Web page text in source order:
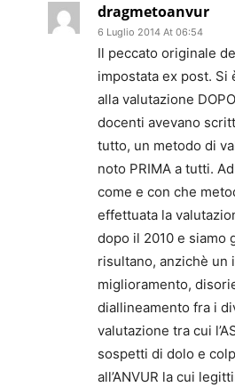
dragmetoanvur
6 Luglio 2014 At 06:54
Il peccato originale
impostata ex post.
alla valutazione
docenti avevano
tutto, un metodo di
noto PRIMA a tutti.
come e con che
effettuata la
dopo il 2010 e siamo
risultano, anzichè un
miglioramento,
diallineamento fra i
valutazione tra cui
sospetti di dolo e
all’ANVUR la cui